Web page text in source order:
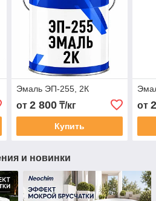
Эмаль ЭП-255, 2К
от 2 800₸/кг
Купить
от
и новинки